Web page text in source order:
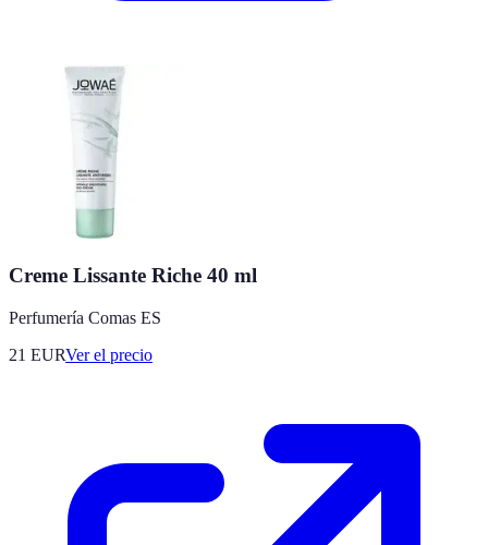
Creme Lissante Riche 40 ml
Perfumería Comas ES
21 EURVer el precio